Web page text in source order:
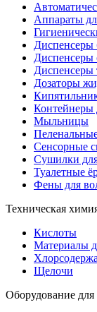
Аппараты
Диспенсеры
Диспенсеры
Диспенсеры
Дозаторы
Контейнеры
Мыльницы
Сенсорные
Сушилки
Туалетные
Фены для
Техническая
Кислоты
Материалы
Щелочи
Оборудование